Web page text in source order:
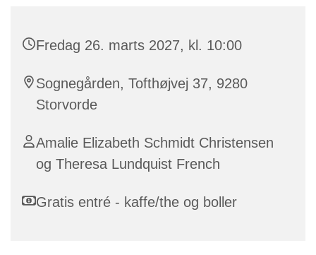
Fredag 26. marts 2027, kl. 10:00
Sognegården, Tofthøjvej 37, 9280
Storvorde
Amalie Elizabeth Schmidt Christensen
og Theresa Lundquist French
Gratis entré - kaffe/the og boller